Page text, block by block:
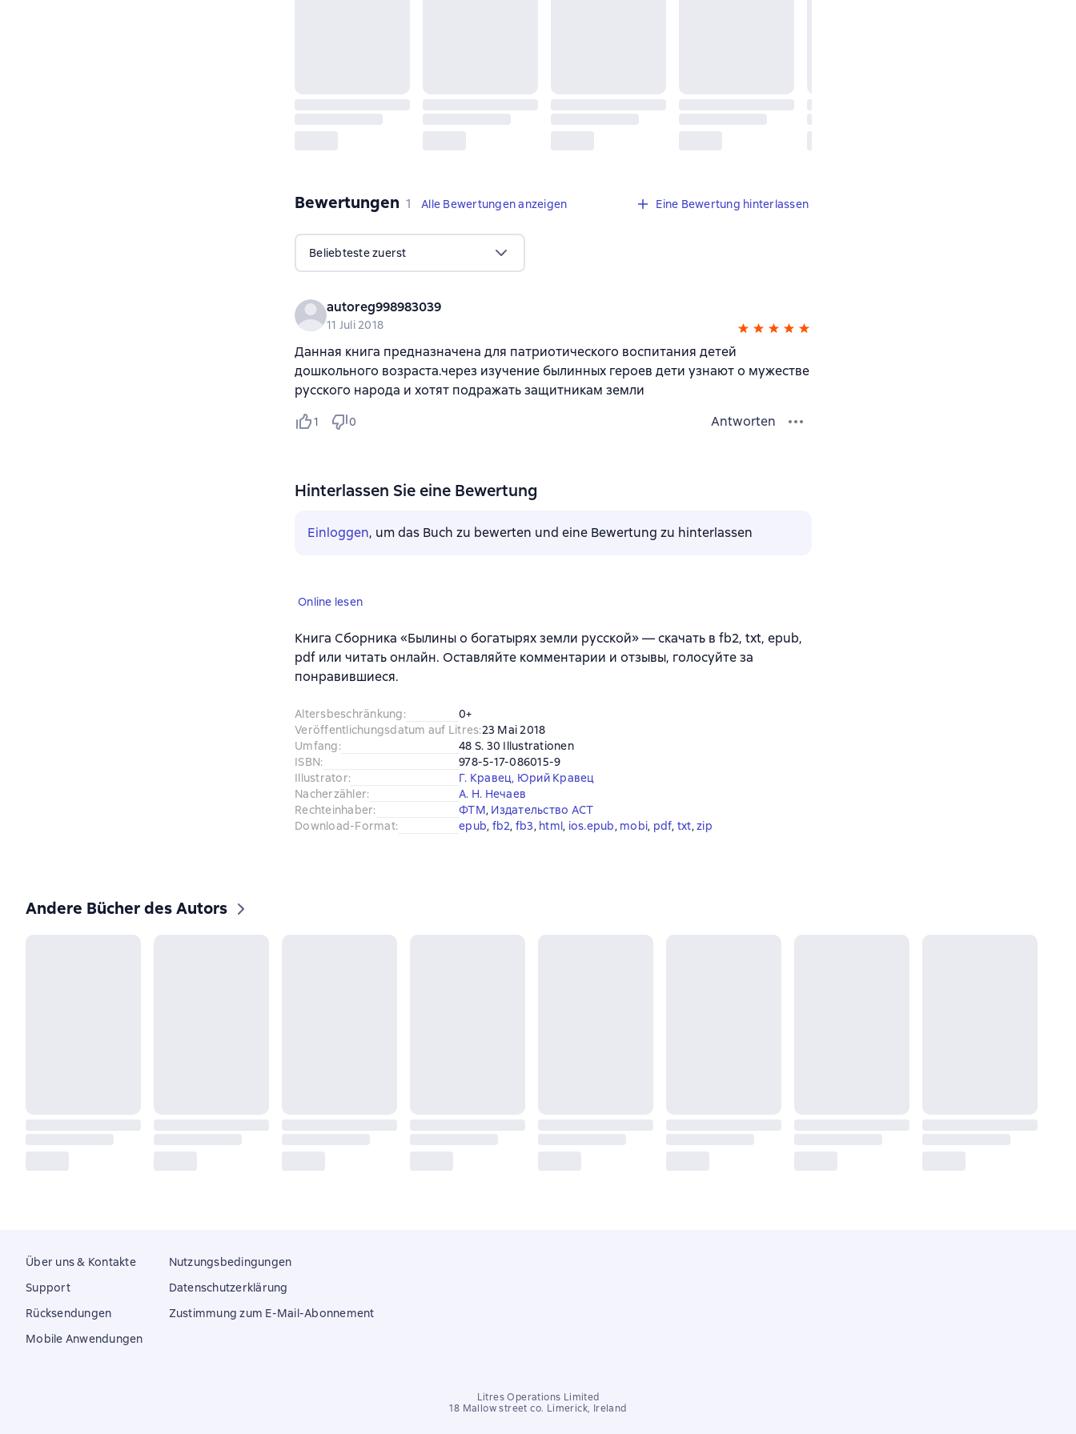
Bewertungen 1 Bewertung
1 Alle Bewertungen anzeigen Eine Bewertung hinterlassen
Beliebteste zuerst
autoreg998983039
11 Juli 2018
Данная книга предназначена для патриотического воспитания детей
дошкольного возраста.через изучение былинных героев дети узнают о мужестве
русского народа и хотят подражать защитникам земли
1 0 Antworten
Hinterlassen Sie eine Bewertung
Einloggen, um das Buch zu bewerten und eine Bewertung zu hinterlassen
Online lesen
Книга Сборника «Былины о богатырях земли русской» — скачать в fb2, txt, epub,
pdf или читать онлайн. Оставляйте комментарии и отзывы, голосуйте за
понравившиеся.
Altersbeschränkung:
0+
Veröffentlichungsdatum auf Litres:23 Mai 2018
Umfang:
48 S. 30 Illustrationen
ISBN:
978-5-17-086015-9
Illustrator: Г. Кравец, Юрий Кравец
Nacherzähler:
А. Н. Нечаев
Rechteinhaber: ФТМ, Издательство АСТ
Download-Format: epub, fb2, fb3, html, ios.epub, mobi, pdf, txt, zip
Andere Bücher des Autors
Über uns & Kontakte
Support
Rücksendungen
Mobile Anwendungen
Nutzungsbedingungen
Datenschutzerklärung
Zustimmung zum E-Mail-Abonnement
Litres Operations Limited
18 Mallow street co. Limerick, Ireland